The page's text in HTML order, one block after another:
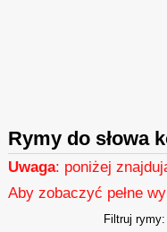
Rymy do słowa
Uwaga: poniżej
Aby zobaczyć pełne
Filtruj rymy: